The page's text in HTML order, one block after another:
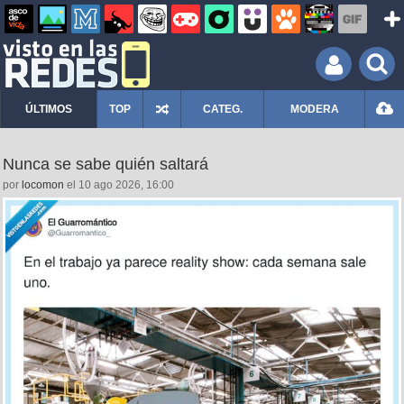
ÚLTIMOS TOP CATEG. MODERA
Nunca se sabe quién saltará
por locomon el 10 ago 2026, 16:00